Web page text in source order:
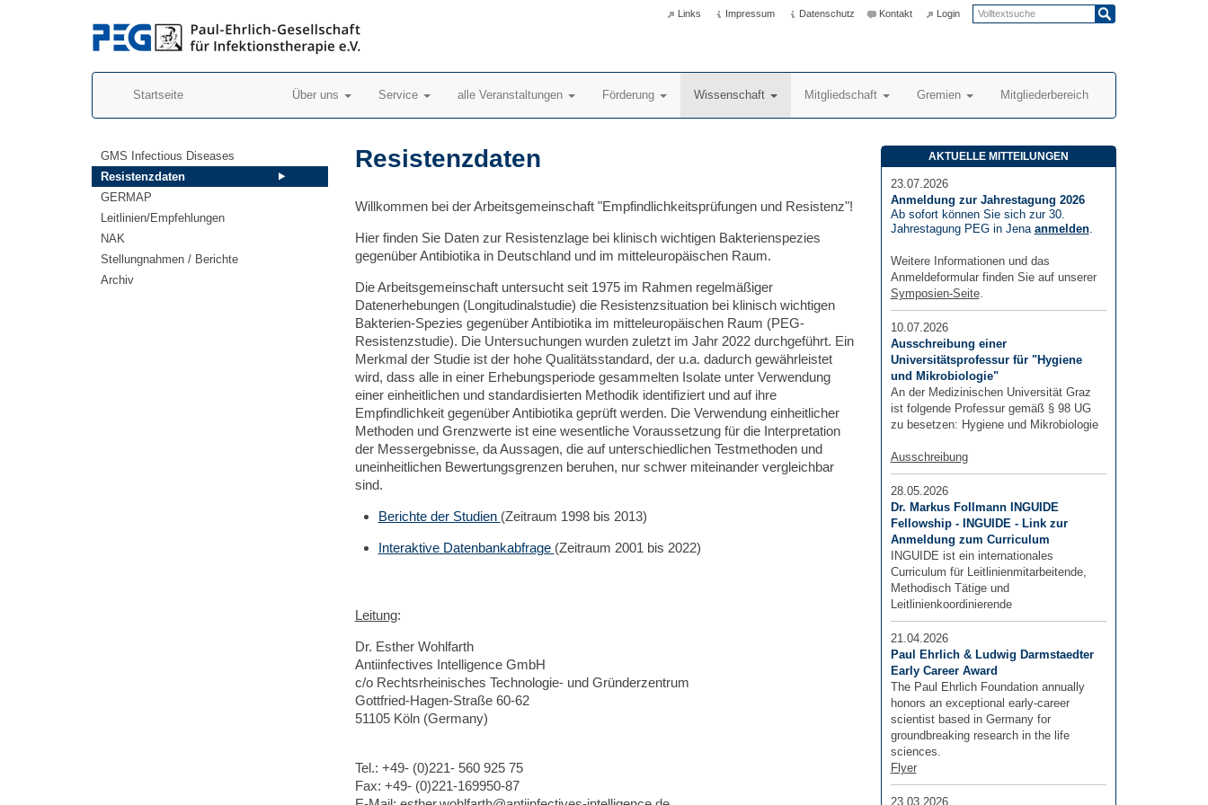
Startseite Über uns Service alle Veranstaltungen Förderung Wissenschaft Mitgliedschaft Gremien Mitgliederbereich
Links Impressum Datenschutz Kontakt Login
Resistenzdaten
Willkommen bei der Arbeitsgemeinschaft "Empfindlichkeitsprüfungen und Resistenz"!
Hier finden Sie Daten zur Resistenzlage bei klinisch wichtigen Bakterienspezies
gegenüber Antibiotika in Deutschland und im mitteleuropäischen Raum.
Die Arbeitsgemeinschaft untersucht seit 1975 im Rahmen regelmäßiger
Datenerhebungen (Longitudinalstudie) die Resistenzsituation bei klinisch wichtigen
Bakterien-Spezies gegenüber Antibiotika im mitteleuropäischen Raum (PEG-
Resistenzstudie). Die Untersuchungen wurden zuletzt im Jahr 2022 durchgeführt. Ein
Merkmal der Studie ist der hohe Qualitätsstandard, der u.a. dadurch gewährleistet
wird, dass alle in einer Erhebungsperiode gesammelten Isolate unter Verwendung
einer einheitlichen und standardisierten Methodik identifiziert und auf ihre
Empfindlichkeit gegenüber Antibiotika geprüft werden. Die Verwendung einheitlicher
Methoden und Grenzwerte ist eine wesentliche Voraussetzung für die Interpretation
der Messergebnisse, da Aussagen, die auf unterschiedlichen Testmethoden und
uneinheitlichen Bewertungsgrenzen beruhen, nur schwer miteinander vergleichbar
sind.
Berichte der Studien (Zeitraum 1998 bis 2013)
Interaktive Datenbankabfrage (Zeitraum 2001 bis 2022)
Leitung:
Dr. Esther Wohlfarth
Antiinfectives Intelligence GmbH
c/o Rechtsrheinisches Technologie- und Gründerzentrum
Gottfried-Hagen-Straße 60-62
51105 Köln (Germany)
Tel.: +49- (0)221- 560 925 75
Fax: +49- (0)221-169950-87
GMS Infectious Diseases
Resistenzdaten
GERMAP
Leitlinien/Empfehlungen
NAK
Stellungnahmen / Berichte
Archiv
AKTUELLE MITTEILUNGEN
23.07.2026
Anmeldung zur Jahrestagung 2026
Ab sofort können Sie sich zur 30.
Jahrestagung PEG in Jena anmelden.
Weitere Informationen und das
Anmeldeformular finden Sie auf unserer
Symposien-Seite.
10.07.2026
Ausschreibung einer
Universitätsprofessur für "Hygiene
und Mikrobiologie"
An der Medizinischen Universität Graz
ist folgende Professur gemäß § 98 UG
zu besetzen: Hygiene und Mikrobiologie
Ausschreibung
28.05.2026
Dr. Markus Follmann INGUIDE
Fellowship - INGUIDE - Link zur
Anmeldung zum Curriculum
INGUIDE ist ein internationales
Curriculum für Leitlinienmitarbeitende,
Methodisch Tätige und
Leitlinienkoordinierende
21.04.2026
Paul Ehrlich & Ludwig Darmstaedter
Early Career Award
The Paul Ehrlich Foundation annually
honors an exceptional early-career
scientist based in Germany for
groundbreaking research in the life
sciences.
Flyer
23.03.2026